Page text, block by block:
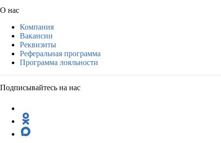
О нас
Компания
Вакансии
Реквизиты
Реферальная программа
Программа лояльности
Подписывайтесь на нас